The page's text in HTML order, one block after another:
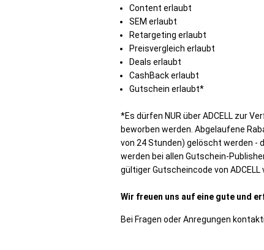
Content erlaubt
SEM erlaubt
Retargeting erlaubt
Preisvergleich erlaubt
Deals erlaubt
CashBack erlaubt
Gutschein erlaubt*
*Es dürfen NUR über ADCELL zur
beworben werden. Abgelaufene
von 24 Stunden) gelöscht werden -
werden bei allen Gutschein-
gültiger Gutscheincode von ADCELL
Wir freuen uns auf eine gute und
Bei Fragen oder Anregungen